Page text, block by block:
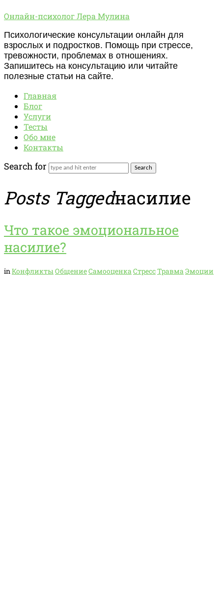
Онлайн-
Лера
Мулина
Онлайн-психолог Лера Мулина
Психологические консультации онлайн для
взрослых и подростков. Помощь при стрессе,
тревожности, проблемах в отношениях.
Запишитесь на консультацию или читайте
полезные статьи на сайте.
Главная
Блог
Услуги
Тесты
Обо мне
Контакты
Search for
Posts Taggedнасилие
Что такое эмоциональное
насилие?
inКонфликтыОбщениеСамооценкаСтрессТравмаЭмоции